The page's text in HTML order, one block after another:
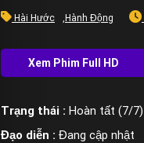
Hài Hước Hành Động
Trạng thái : Hoàn tất (7/7)
Đạo diễn : Đang cập nhật